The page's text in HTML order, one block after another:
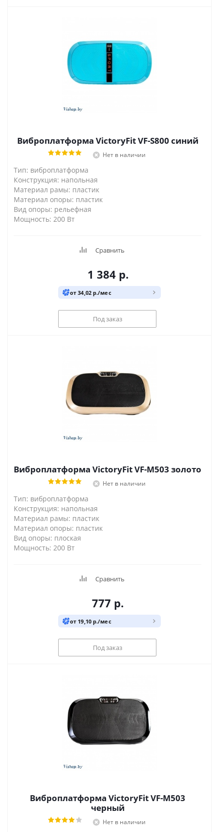
Виброплатформа VictoryFit VF-S800 синий
Нет в наличии
Тип: виброплатформа
Конструкция: напольная
Материал рамы: пластик
Материал опоры: пластик
Вид опоры: рельефная
Мощность: 200 Вт
Сравнить
1 384р.
от 34,02 р./мес
Под заказ
Виброплатформа VictoryFit VF-M503 золото
Нет в наличии
Тип: виброплатформа
Конструкция: напольная
Материал рамы: пластик
Материал опоры: пластик
Вид опоры: плоская
Мощность: 200 Вт
Сравнить
777 р.
от 19,10 р./мес
Под заказ
Виброплатформа VictoryFit VF-M503
черный
Нет в наличии